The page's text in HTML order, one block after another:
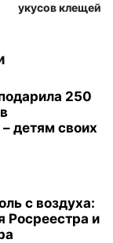
укусов клещей
250
детям своих
с воздуха:
Росреестра и